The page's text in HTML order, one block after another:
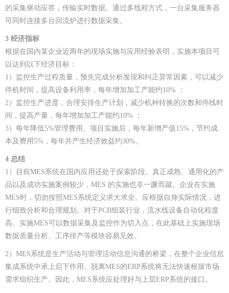
的采集驱动应答，传输实时数据。通过多线程方式，一台采集服务器
可同时连接多台回流炉进行数据采集。
3 经济指标
根据在国内某企业近两年的现场实施与应用经验表明，实施本项目可
以达到以下经济目标：
1）监控生产过程质量，预先完成分析发现和纠正异常因素，可以减少
停机时间，提高设备利用率，每年增加加工产能约10% ；
2）监控生产进度，合理安排生产计划，减少机种转换的次数和停线时
间，提高产量，每年增加加工产能约10% ；
3）每年降低5%管理费用。项目实施后，每年新增产值15%，节约成
本及费用5%，每年共产生经济效益约30%。
4 总结
1）目前MES系统在国内应用还处于探索阶段。真正成熟、通用化的产
品以及成功实施案例较少，MES 的实施也非一蹶而蹴。企业在实施
MES时，切勿按照MES系统定义求大求全。应根据自身实际情况，进
行细致分析和合理规划。对于PCB组装行业，流水线设备自动化程度
高。实施MES可以数据采集及监控作为切入点，在此基础上实施现场
数据质量分析、工序排产等模块容易见效。
2）MES系统是生产活动与管理活动信息沟通的桥梁，在整个企业信息
集成系统中承上启下作用。脱离MES的ERP系统将无法快速根据市场
需求组织生产。因此，MES系统应处理好与上层ERP系统的接口。